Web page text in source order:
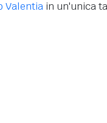
Valentia in un'unica